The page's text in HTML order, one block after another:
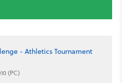
- Athletics Tournament
(PC)